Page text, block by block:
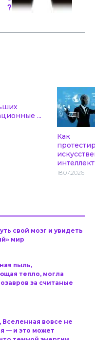
?
...
Как
интеллект
18.07.2026
свой мозг и увидеть
мир
пыль,
тепло, могла
за считаные
Вселенная вовсе не
— и это может